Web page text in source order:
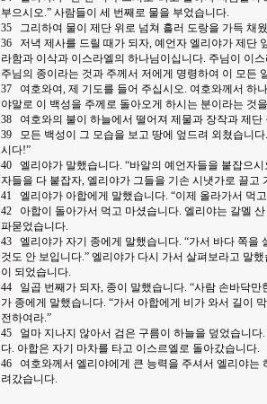
부으시오.” 사람들이 세 번째로 물을 부었습니다.
35 그리하여 물이 제단 위로 넘쳐 흘러 도랑을 가득 채
36 저녁 제사를 드릴 때가 되자, 예언자 엘리야가 제단
라함과 이삭과 이스라엘의 하나님이십니다. 주님이 이
주님의 종이라는 것과 주께서 저에게 명령하여 이 모든
37 여호와여, 제 기도를 들어 주십시오. 여호와께서 하
야말로 이 백성을 주께로 돌아오게 하시는 분이라는 것
38 여호와의 불이 하늘에서 떨어져 제물과 장작과 제
39 모든 백성이 그 모습을 보고 땅에 엎드려 외쳤습니
시다!”
40 엘리야가 말했습니다. “바알의 예언자들을 붙잡으
자들을 다 붙잡자, 엘리야가 그들을 기손 시냇가로 끌고
41 엘리야가 아합에게 말했습니다. “이제 올라가서 먹
42 아합이 돌아가서 먹고 마셨습니다. 엘리야는 갈멜
파묻었습니다.
43 엘리야가 자기 종에게 말했습니다. “가서 바다 쪽을
것도 안 보입니다.” 엘리야가 다시 가서 살펴보라고 말
이 되었습니다.
44 일곱 번째가 되자, 종이 말했습니다. “사람 손바닥
가 종에게 말했습니다. “가서 아합에게 비가 와서 길이
전하여라.”
45 얼마 지나지 않아서 검은 구름이 하늘을 덮었습니다
다. 아합은 자기 마차를 타고 이스르엘로 돌아갔습니다.
46 여호와께서 엘리야에게 큰 능력을 주셔서 엘리야는
려갔습니다.